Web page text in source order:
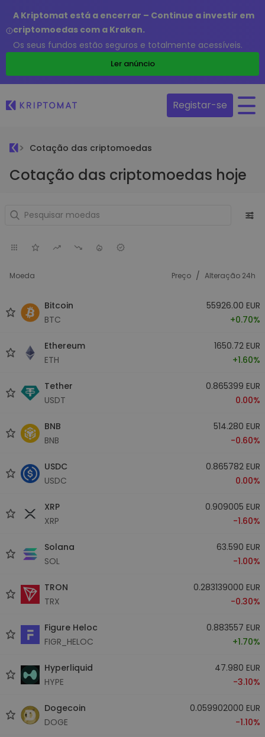
A Kriptomat está a encerrar – Continue a investir em
criptomoedas com a Kraken.
Os seus fundos estão seguros e totalmente acessíveis.
Ler anúncio
Registar-se
Cotação das criptomoedas
Cotação das criptomoedas hoje
Moeda Preço / Alteração 24h
Bitcoin
BTC
55926.00 EUR
+0.70%
Ethereum
ETH
1650.72 EUR
+1.60%
Tether
USDT
0.865399 EUR
0.00%
BNB
BNB
514.280 EUR
-0.60%
USDC
USDC
0.865782 EUR
0.00%
XRP
XRP
0.909005 EUR
-1.60%
Solana
SOL
63.590 EUR
-1.00%
TRON
TRX
0.283139000 EUR
-0.30%
Figure Heloc
FIGR_HELOC
0.883557 EUR
+1.70%
Hyperliquid
HYPE
47.980 EUR
-3.10%
Dogecoin
DOGE
0.059902000 EUR
-1.10%